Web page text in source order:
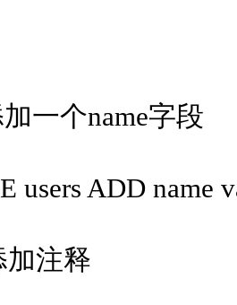
一个name字段
users ADD name
加注释